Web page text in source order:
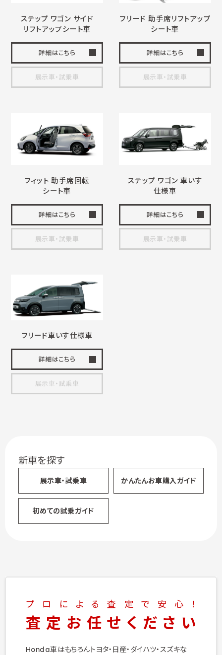
ステップ ワゴン サイド
リフトアップシート車
詳細はこちら
展示車・試乗車
フリード 助手席リフトアップ
シート車
詳細はこちら
展示車・試乗車
フィット 助手席回転
シート車
詳細はこちら
展示車・試乗車
ステップ ワゴン 車いす
仕様車
詳細はこちら
展示車・試乗車
フリード車いす仕様車
詳細はこちら
展示車・試乗車
新車を探す
展示車・試乗車 かんたんお車購入ガイド
初めての試乗ガイド
プロによる査定で安心！
査定お任せください
Honda車はもちろんトヨタ・日産・ダイハツ・スズキな